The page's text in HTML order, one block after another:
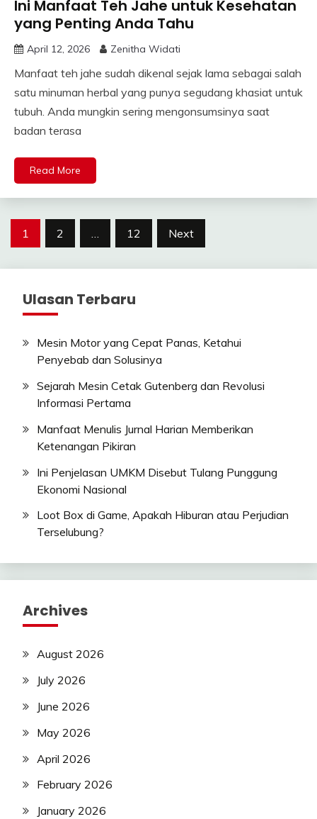
Ini Manfaat Teh Jahe untuk Kesehatan
yang Penting Anda Tahu
April 12, 2026 Zenitha Widati
Manfaat teh jahe sudah dikenal sejak lama sebagai salah
satu minuman herbal yang punya segudang khasiat untuk
tubuh. Anda mungkin sering mengonsumsinya saat
badan terasa
Read More
Posts
1 2 … 12 Next
Ulasan Terbaru
Mesin Motor yang Cepat Panas, Ketahui
Penyebab dan Solusinya
Sejarah Mesin Cetak Gutenberg dan Revolusi
Informasi Pertama
Manfaat Menulis Jurnal Harian Memberikan
Ketenangan Pikiran
Ini Penjelasan UMKM Disebut Tulang Punggung
Ekonomi Nasional
Loot Box di Game, Apakah Hiburan atau Perjudian
Terselubung?
Archives
August 2026
July 2026
June 2026
May 2026
April 2026
February 2026
January 2026